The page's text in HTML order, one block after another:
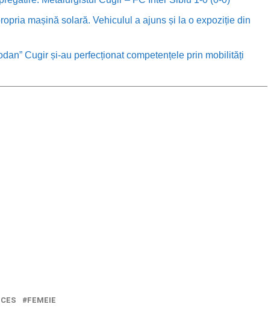
mașină solară. Vehiculul a ajuns și la o expoziție din
Cugir și-au perfecționat competențele prin mobilități
FEMEIE